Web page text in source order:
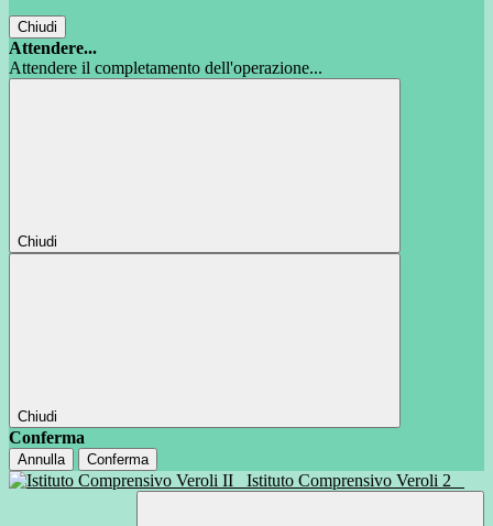
Chiudi
Attendere...
Attendere il completamento dell'operazione...
Chiudi
Chiudi
Conferma
Annulla Conferma
Istituto Comprensivo Veroli 2